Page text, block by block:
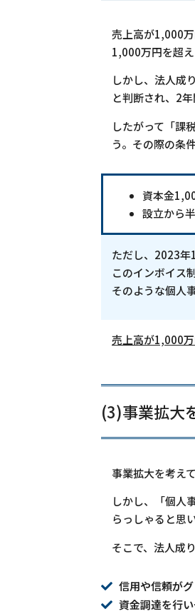
売上高が1,000
1,000万円を超
しかし、法人成
と判断され、2
したがって「課
う。その際の条
資本金
設立から
ただし、2023年
このインボイス
そのような個人
売上高が1,000
(3)事業拡大
事業拡大を考え
しかし、「個人
らっしゃると思
そこで、法人成
信用や信頼が
資金調達を行